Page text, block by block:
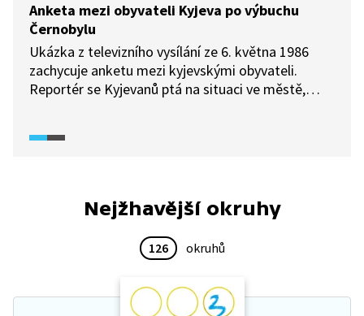
Anketa mezi obyvateli Kyjeva po výbuchu
Černobylu
Ukázka z televizního vysílání ze 6. května 1986
zachycuje anketu mezi kyjevskými obyvateli.
Reportér se Kyjevanů ptá na situaci ve městě,
ve městě probíhá vše jako obvykle, žádné obavy
Nejžhavější okruhy
126 okruhů